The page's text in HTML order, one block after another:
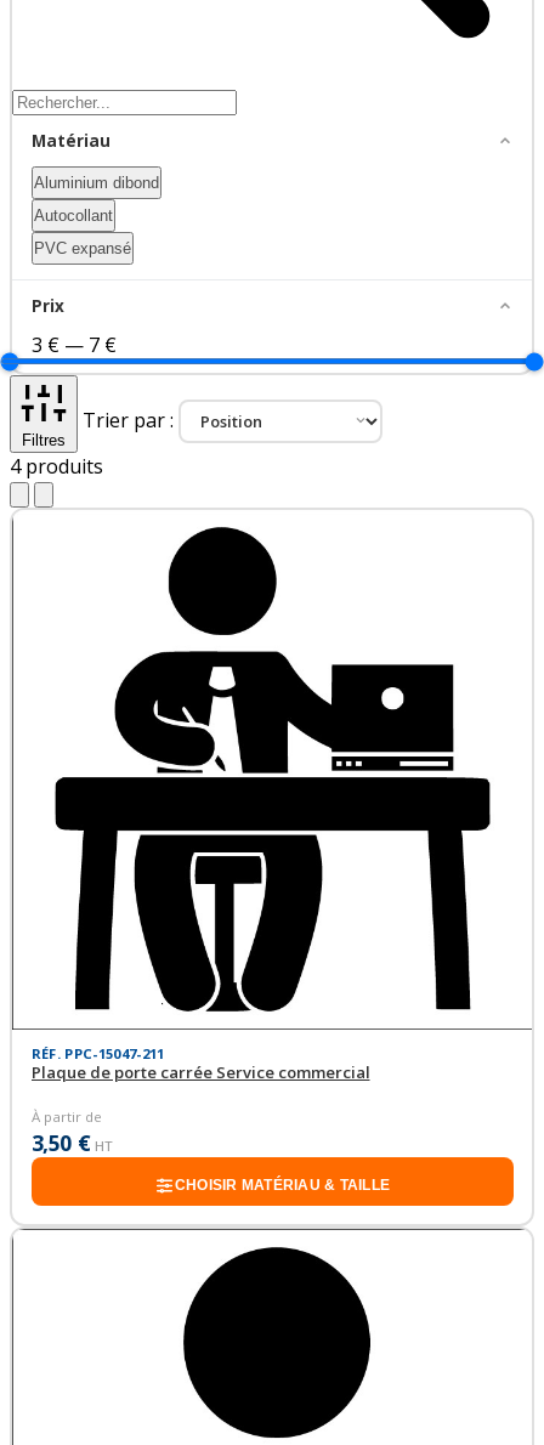
Matériau
Aluminium dibond
Autocollant
PVC expansé
Prix
3 € — 7 €
Filtres
Trier par :
4produits
RÉF. PPC-15047-211
Plaque de porte carrée Service commercial
À partir de
3,50 € HT
CHOISIR MATÉRIAU & TAILLE